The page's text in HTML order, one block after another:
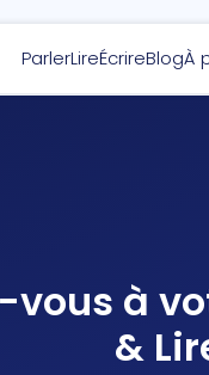
ParlerLireÉcrireBlogÀ
vous à
&